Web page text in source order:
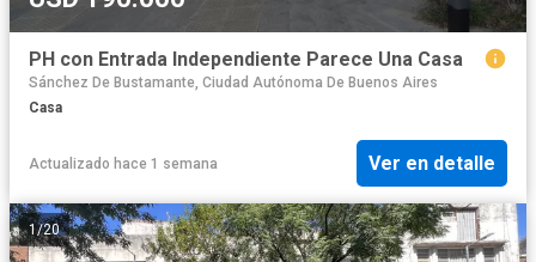
PH con Entrada Independiente Parece Una Casa
Sánchez De Bustamante, Ciudad Autónoma De Buenos Aires
Casa
Actualizado hace 1 semana Ver en detalle
1/20